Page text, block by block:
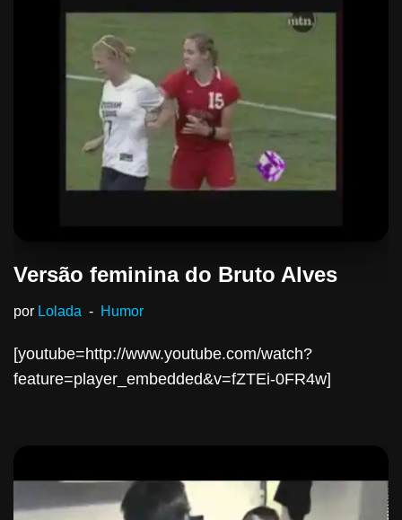
Versão feminina do Bruto Alves
por Lolada Humor
[youtube=http://www.youtube.com/watch?
feature=player_embedded&v=fZTEi-0FR4w]